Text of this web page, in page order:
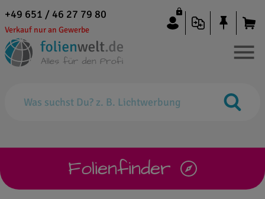
+49 651 / 46 27 79 80
Verkauf nur an Gewerbe
Folienfinder